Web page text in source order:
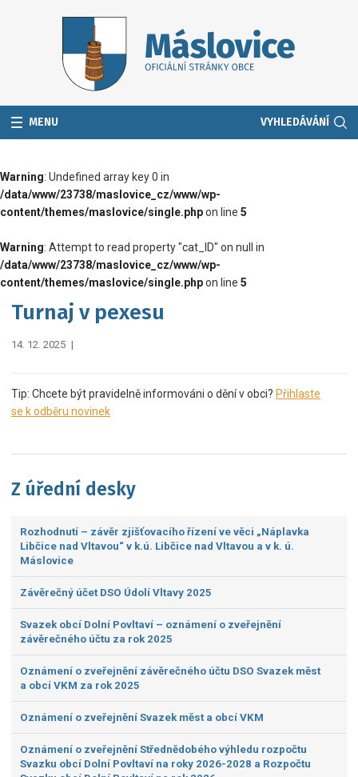
MENU VYHLEDÁVÁNÍ
Warning: Undefined array key 0 in
/data/www/23738/maslovice_cz/www/wp-
content/themes/maslovice/single.phpon line 5
Warning: Attempt to read property "cat_ID" on null in
/data/www/23738/maslovice_cz/www/wp-
content/themes/maslovice/single.phpon line 5
Turnaj v pexesu
14. 12. 2025 |
Tip: Chcete být pravidelně informováni o dění v obci? Přihlaste
se k odběru novinek
Z úřední desky
Rozhodnutí – závěr zjišťovacího řízení ve věci „Náplavka
Libčice nad Vltavou“ v k.ú. Libčice nad Vltavou a v k. ú.
Máslovice
Závěrečný účet DSO Údolí Vltavy 2025
Svazek obcí Dolní Povltaví – oznámení o zveřejnění
závěrečného účtu za rok 2025
Oznámení o zveřejnění závěrečného účtu DSO Svazek měst
a obcí VKM za rok 2025
Oznámení o zveřejnění Svazek měst a obcí VKM
Oznámení o zveřejnění Střednědobého výhledu rozpočtu
Svazku obcí Dolní Povltaví na roky 2026-2028 a Rozpočtu